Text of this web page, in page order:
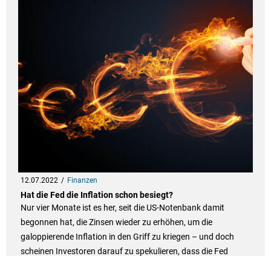
12.07.2022 Finanzen
Hat die Fed die Inflation schon besiegt?
Nur vier Monate ist es her, seit die US-Notenbank damit
begonnen hat, die Zinsen wieder zu erhöhen, um die
galoppierende Inflation in den Griff zu kriegen – und doch
scheinen Investoren darauf zu spekulieren, dass die Fed